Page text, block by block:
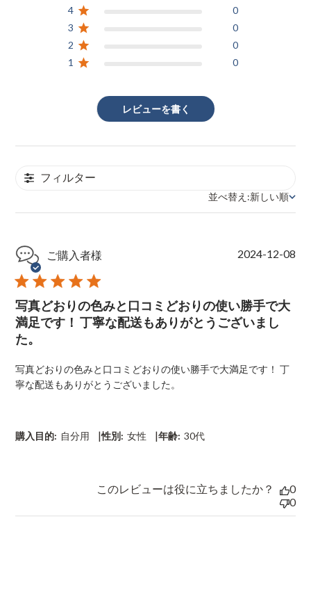
4
0
3
0
2
0
1
0
レビューを書く
フィルター
並べ替え
並べ替え:新しい順
ご購入者様
写真どおりの色みと口コミどおりの使い勝手で大
満足です！ 丁寧な配送もありがとうございまし
た。
写真どおりの色みと口コミどおりの使い勝手で大満足です！ 丁
寧な配送もありがとうございました。
購入目的: 自分用 |性別: 女性 |年齢: 30代
P
2024-12-08
このレビューは役に立ちましたか？
0
0